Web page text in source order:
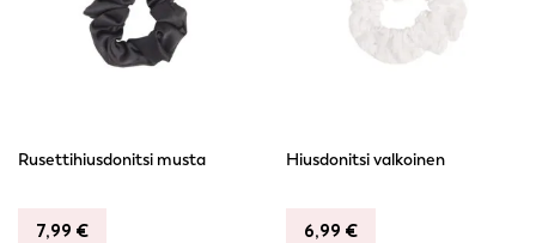
Rusettihiusdonitsi musta
7,99 €
Hiusdonitsi valkoinen
6,99 €